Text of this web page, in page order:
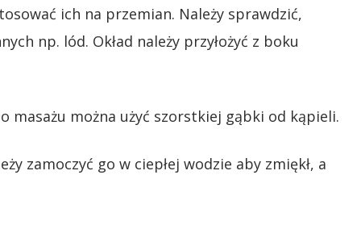
ich na przemian. Należy sprawdzić,
np. lód. Okład należy przyłożyć z boku
masażu można użyć szorstkiej gąbki od kąpieli.
zamoczyć go w ciepłej wodzie aby zmiękł, a